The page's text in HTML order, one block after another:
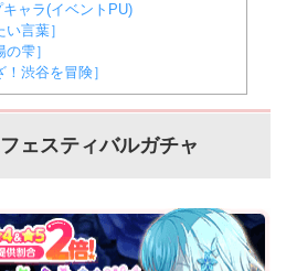
ャラ(イベントPU)
言葉］
雫］
渋谷を冒険］
ェスティバルガチャ